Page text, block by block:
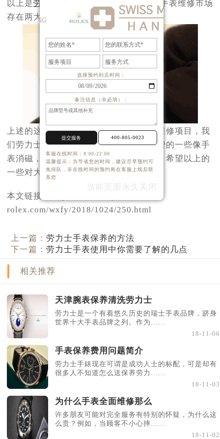
以上是劳力士维修
中心的特别提醒:高端手表维修市场
存在两大陷阱。
上述的这些就是劳力士维修中心的一些维修项目，我
们劳力士维修中心将为广大顾客提供免费的一些像手
表消磁，手表鉴定，等一些常规的检测，希望以上的
一些对大家有帮助。
本文链接：http://www.tianjin-
rolex.com/wxfy/2018/1024/250.html
上一篇：劳力士手表保养的方法
下一篇：劳力士手表使用中你需要了解的几点
相关推荐
天津腕表保养清洗劳力士
劳力士是一个有着悠久历史的瑞士手表品牌，跻身
世界十大手表品牌之列。作为......
18-11-06
手表保养费用问题简介
劳力士手錶现在可谓是成功人士的标配，可是却有
很多人不知道怎么送保养劳力......
18-11-03
为什么手表全面维修那么
许多朋友可能对完全服务有特别的怀疑，为什么这
么贵？例如，当顾客不小心摔......
18-11-02
选择预约到店时间：
备注信息（非必填）：
提交服务 400-805-0023
客服在线时间：8:00-22:00
温馨提示：为节省您的时间，建议尽早预约可
免排队，非在线时间的预约将在客服上线后联
系您
当前页面永久关闭